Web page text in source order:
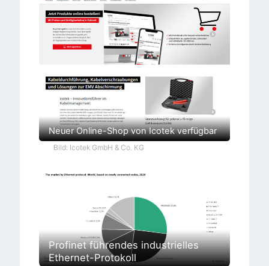
Neuer Online-Shop von Icotek verfügbar
Bild: Icotek GmbH & Co. KG
Profinet führendes industrielles
Ethernet-Protokoll